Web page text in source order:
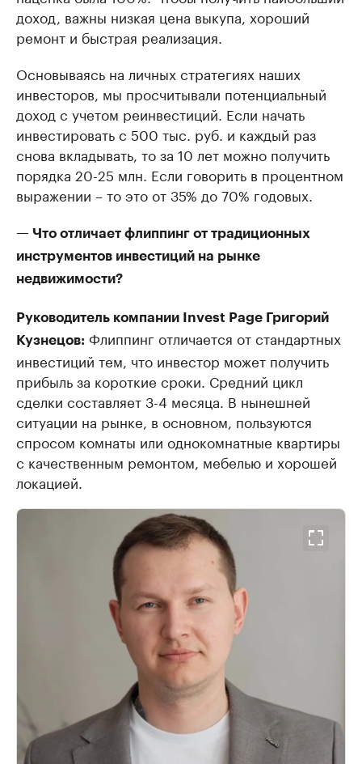
доход, важны низкая цена выкупа, хороший
ремонт и быстрая реализация.
Основываясь на личных стратегиях наших
инвесторов, мы просчитывали потенциальный
доход с учетом реинвестиций. Если начать
инвестировать с 500 тыс. руб. и каждый раз
снова вкладывать, то за 10 лет можно получить
порядка 20-25 млн. Если говорить в процентном
выражении – то это от 35% до 70% годовых.
— Что отличает флиппинг от традиционных
инструментов инвестиций на рынке
недвижимости?
Руководитель компании Invest Page Григорий
Кузнецов: Флиппинг отличается от стандартных
инвестиций тем, что инвестор может получить
прибыль за короткие сроки. Средний цикл
сделки составляет 3-4 месяца. В нынешней
ситуации на рынке, в основном, пользуются
спросом комнаты или однокомнатные квартиры
с качественным ремонтом, мебелью и хорошей
локацией.